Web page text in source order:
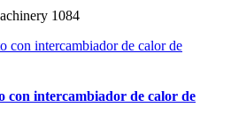
1084
con intercambiador de calor de